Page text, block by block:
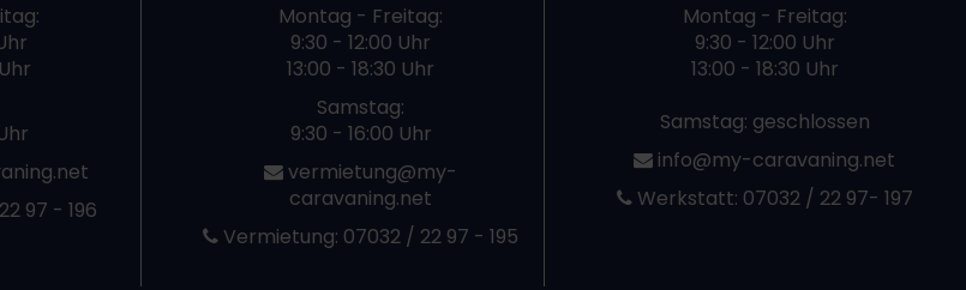
97 - 196
Montag - Freitag:
9:30 - 12:00 Uhr
13:00 - 18:30 Uhr
Samstag:
9:30 - 16:00 Uhr
vermietung@my-
caravaning.net
Vermietung: 07032 / 22 97 - 195
Montag - Freitag:
9:30 - 12:00 Uhr
13:00 - 18:30 Uhr
Samstag: geschlossen
info@my-caravaning.net
Werkstatt: 07032 / 22 97- 197